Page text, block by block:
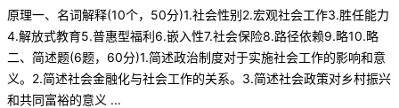
原理一、名词解释(10个，50分)1.社会性别2.宏观社会工作3.胜任能力
4.解放式教育5.普惠型福利6.嵌入性7.社会保险8.路径依赖9.略10.略
二、简述题(6题，60分)1.简述政治制度对于实施社会工作的影响和意
义。2.简述社会金融化与社会工作的关系。3.简述社会政策对乡村振兴
和共同富裕的意义 ...